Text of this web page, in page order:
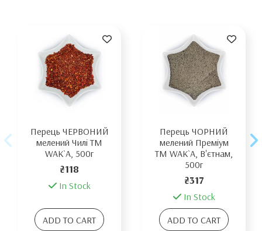
Перець ЧЕРВОНИЙ
мелений Чилі TM
WAK`A, 500г
₴118
In Stock
ADD TO CART
Перець ЧОРНИЙ
мелений Преміум
TM WAK`A, В'єтнам,
500г
₴317
In Stock
ADD TO CART